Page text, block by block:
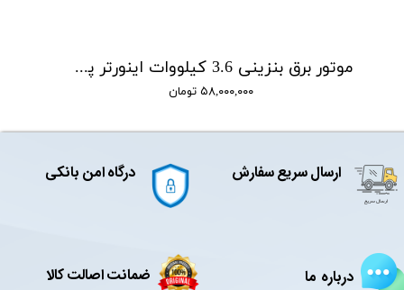
موتور برق بنزینی 3.6 کیلووات اینورتر پوتر POTERE مدل PT9500i
۵۸,۰۰۰,۰۰۰ تومان
ارسال سریع سفارش درگاه امن بانکی
درباره ما ضمانت اصالت کالا